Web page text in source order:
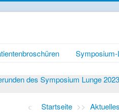
Symposium-
des Symposium Lunge
Startseite >> Aktuelles